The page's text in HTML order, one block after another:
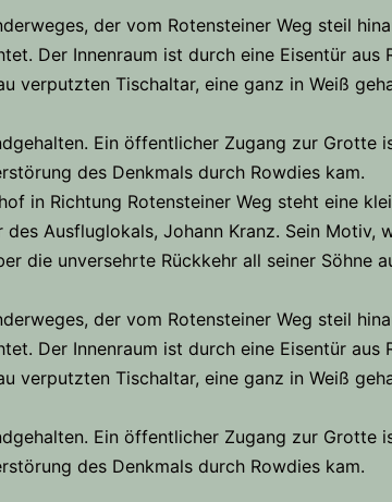
der vom Rotensteiner Weg steil
Der Innenraum ist durch eine Eisentür aus
verputzten Tischaltar, eine ganz in Weiß
Ein öffentlicher Zugang zur Grotte
des Denkmals durch Rowdies kam.
in Richtung Rotensteiner Weg steht eine
Ausfluglokals, Johann Kranz. Sein Motiv,
die unversehrte Rückkehr all seiner Söhne
der vom Rotensteiner Weg steil
Der Innenraum ist durch eine Eisentür aus
verputzten Tischaltar, eine ganz in Weiß
Ein öffentlicher Zugang zur Grotte
des Denkmals durch Rowdies kam.